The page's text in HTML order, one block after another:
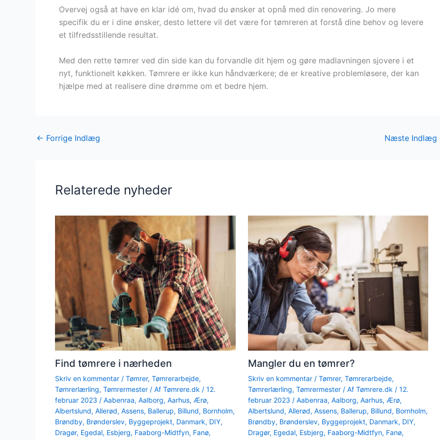
Overvej også at have en klar idé om, hvad du ønsker at opnå med din renovering. Jo mere
specifik du er i dine ønsker, desto lettere vil det være for tømreren at forstå dine behov og levere
et tilfredsstillende resultat.
Med den rette tømrer ved din side kan du forvandle dit hjem og gøre madlavningen sjovere i et
nyt, funktionelt køkken. Tømrere er ikke kun håndværkere; de er kreative problemløsere, der kan
hjælpe med at realisere dine drømme om et bedre hjem.
← Forrige Indlæg Næste Indlæg
Relaterede nyheder
Find tømrere i nærheden
Skriv en kommentar / Tømrer, Tømrerarbejde,
Tømrerlærling, Tømrermester / Af Tømrere.dk / 12.
februar 2023 / Aabenraa, Aalborg, Aarhus, Ærø,
Albertslund, Allerød, Assens, Ballerup, Billund, Bornholm,
Brøndby, Brønderslev, Byggeprojekt, Danmark, DIY,
Dragør, Egedal, Esbjerg, Faaborg-Midtfyn, Fanø,
Mangler du en tømrer?
Skriv en kommentar / Tømrer, Tømrerarbejde,
Tømrerlærling, Tømrermester/ Af Tømrere.dk / 12.
februar 2023 / Aabenraa, Aalborg, Aarhus, Ærø,
Albertslund, Allerød, Assens, Ballerup, Billund, Bornholm,
Brøndby, Brønderslev, Byggeprojekt, Danmark, DIY,
Dragør, Egedal, Esbjerg, Faaborg-Midtfyn, Fanø,